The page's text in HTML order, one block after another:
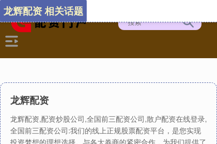
龙辉配资
龙辉配资,配资炒股公司,全国前三配资公司,散户配资在线登录,
全国前三配资公司:我们的线上正规股票配资平台，是您实现
投资梦想的理想选择。与各大券商的紧密合作，为我们提供了
龙辉配资 相关话题